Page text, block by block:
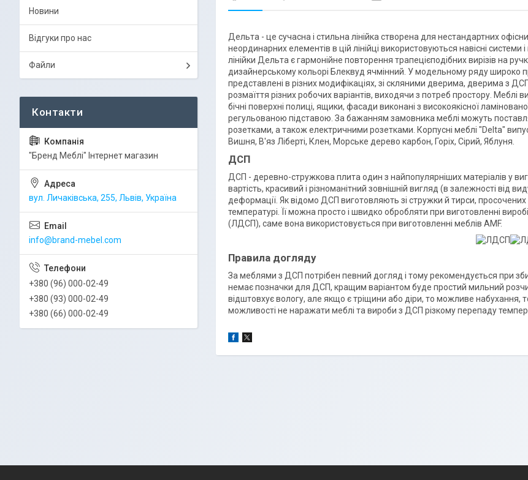
Дельта - це сучасна і стильна лінійка створена для нестандартних
неординарних елементів в цій лінійці використовуються навісні системи
лінійки Дельта є гармонійне повторення трапецієподібних вирізів на
дизайнерському кольорі Блеквуд ячмінний. У модельному ряду широко
представлені в різних модифікаціях, зі скляними дверима, дверима з
розмаїття різних робочих варіантів, виходячи з потреб простору.
бічні поверхні полиці, ящики, фасади виконані з високоякісної
регульованою підставою. За бажанням замовника меблі можуть
розетками, а також електричними розетками. Корпусні меблі "Delta"
Вишня, В'яз Ліберті, Клен, Морське дерево карбон, Горіх, Сірий, Яблуня.
ДСП
ДСП - деревно-стружкова плита один з найпопулярніших матеріалів у
вартість, красивий і різноманітний зовнішній вигляд (в залежності від
деформації. Як відомо ДСП виготовляють зі стружки й тирси,
температурі. Її можна просто і швидко обробляти при виготовленні
(ЛДСП), саме вона використовується при виготовленні меблів AMF.
Правила догляду
За меблями з ДСП потрібен певний догляд і тому рекомендується при
немає позначки для ДСП, кращим варіантом буде простий мильний
відштовхує вологу, але якщо є тріщини або діри, то можливе
можливості не наражати меблі та вироби з ДСП різкому перепаду
Новини
Відгуки про нас
Файли
"Бренд Меблі" Інтернет магазин
вул. Личаківська, 255, Львів, Україна
info@brand-mebel.com
+380 (96) 000-02-49
+380 (93) 000-02-49
+380 (66) 000-02-49